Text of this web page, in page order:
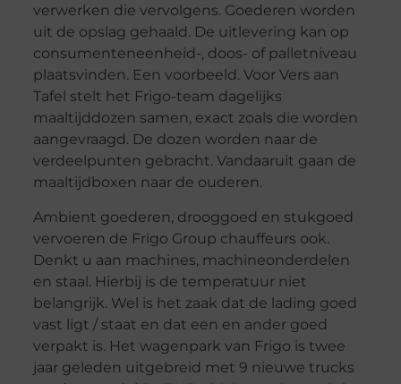
verwerken die vervolgens. Goederen worden
uit de opslag gehaald. De uitlevering kan op
consumenteneenheid-, doos- of palletniveau
plaatsvinden. Een voorbeeld. Voor Vers aan
Tafel stelt het Frigo-team dagelijks
maaltijddozen samen, exact zoals die worden
aangevraagd. De dozen worden naar de
verdeelpunten gebracht. Vandaaruit gaan de
maaltijdboxen naar de ouderen.
Ambient goederen, drooggoed en stukgoed
vervoeren de Frigo Group chauffeurs ook.
Denkt u aan machines, machineonderdelen
en staal. Hierbij is de temperatuur niet
belangrijk. Wel is het zaak dat de lading goed
vast ligt / staat en dat een en ander goed
verpakt is. Het wagenpark van Frigo is twee
jaar geleden uitgebreid met 9 nieuwe trucks